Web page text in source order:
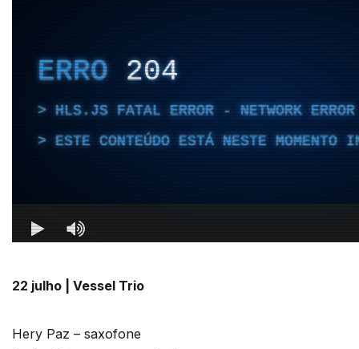
22 julho | Vessel Trio
Hery Paz – saxofone